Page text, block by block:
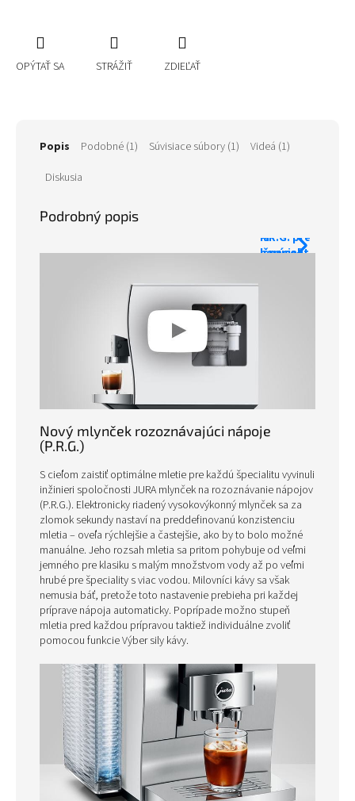
OPÝTAŤ SA STRÁŽIŤ ZDIEĽAŤ
Popis Podobné (1) Súvisiace súbory (1)
Videá (1)
Diskusia
Podrobný popis
P.R.G. pre
horúce i
a
špecialít
Nový mlynček rozoznávajúci nápoje
(P.R.G.)
S cieľom zaistiť optimálne mletie pre každú špecialitu vyvinuli
inžinieri spoločnosti JURA mlynček na rozoznávanie nápojov
(P.R.G.). Elektronicky riadený vysokovýkonný mlynček sa za
zlomok sekundy nastaví na preddefinovanú konzistenciu
mletia – oveľa rýchlejšie a častejšie, ako by to bolo možné
manuálne. Jeho rozsah mletia sa pritom pohybuje od veľmi
jemného pre klasiku s malým množstvom vody až po veľmi
hrubé pre špeciality s viac vodou. Milovníci kávy sa však
nemusia báť, pretože toto nastavenie prebieha pri každej
príprave nápoja automaticky. Poprípade možno stupeň
mletia pred každou prípravou taktiež individuálne zvoliť
pomocou funkcie Výber sily kávy.